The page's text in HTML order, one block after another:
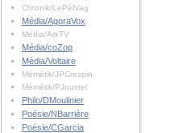
Chronik/LePélVag
Média/AgoraVox
Média/ArkTV
Média/coZop
Média/Voltaire
Mémétik/JPCrespin
Mémétik/PJouxtel
Philo/DMoulinier
Poésie/NBarrière
Poésie/CGarcia